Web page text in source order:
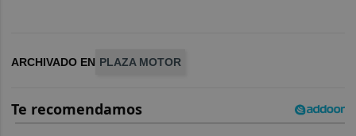
ARCHIVADO EN PLAZA MOTOR